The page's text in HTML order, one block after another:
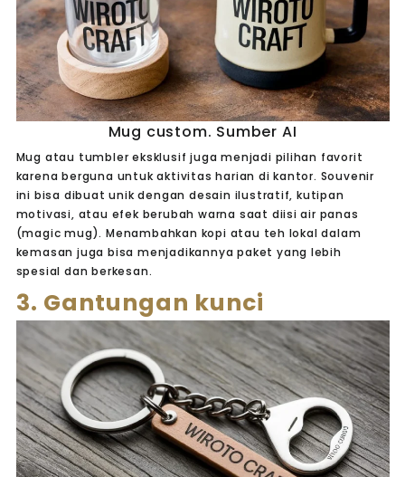
Mug custom. Sumber AI
Mug atau tumbler eksklusif juga menjadi pilihan favorit
karena berguna untuk aktivitas harian di kantor. Souvenir
ini bisa dibuat unik dengan desain ilustratif, kutipan
motivasi, atau efek berubah warna saat diisi air panas
(magic mug). Menambahkan kopi atau teh lokal dalam
kemasan juga bisa menjadikannya paket yang lebih
spesial dan berkesan.
3. Gantungan kunci